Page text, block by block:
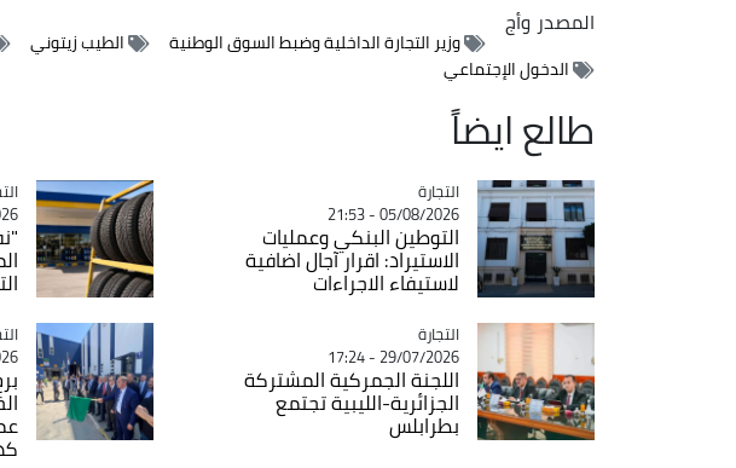
المصدر وأج
وزير التجارة الداخلية وضبط السوق الوطنية الطيب زيتوني
الدخول الإجتماعي
طالع ايضاً
Catégorie
التجارة
05/08/2026 - 21:53
التوطين البنكي وعمليات
الاستيراد: اقرار آجال اضافية
لاستيفاء الاجراءات
Catégorie
التجارة
29/07/2026 - 17:24
اللجنة الجمركية المشتركة
الجزائرية-الليبية تجتمع
بطرابلس